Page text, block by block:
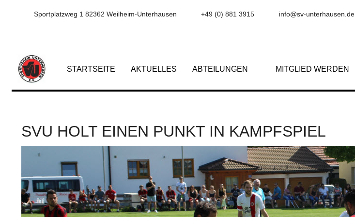
Sportplatzweg 1 82362 Weilheim-Unterhausen +49 (0) 881 3915 info@sv-unterhausen.de
STARTSEITE AKTUELLES ABTEILUNGEN MITGLIED WERDEN
SVU HOLT EINEN PUNKT IN KAMPFSPIEL